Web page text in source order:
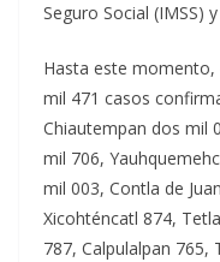
Seguro Social (IMSS)
Hasta este momento,
mil 471 casos
Chiautempan dos mil
mil 706,
mil 003, Contla de
Xicohténcatl 874,
787, Calpulalpan